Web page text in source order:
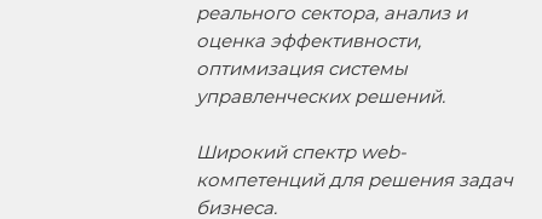
реального сектора, анализ и
оценка эффективности,
оптимизация системы
управленческих решений.
Широкий спектр web-
компетенций для решения задач
бизнеса.